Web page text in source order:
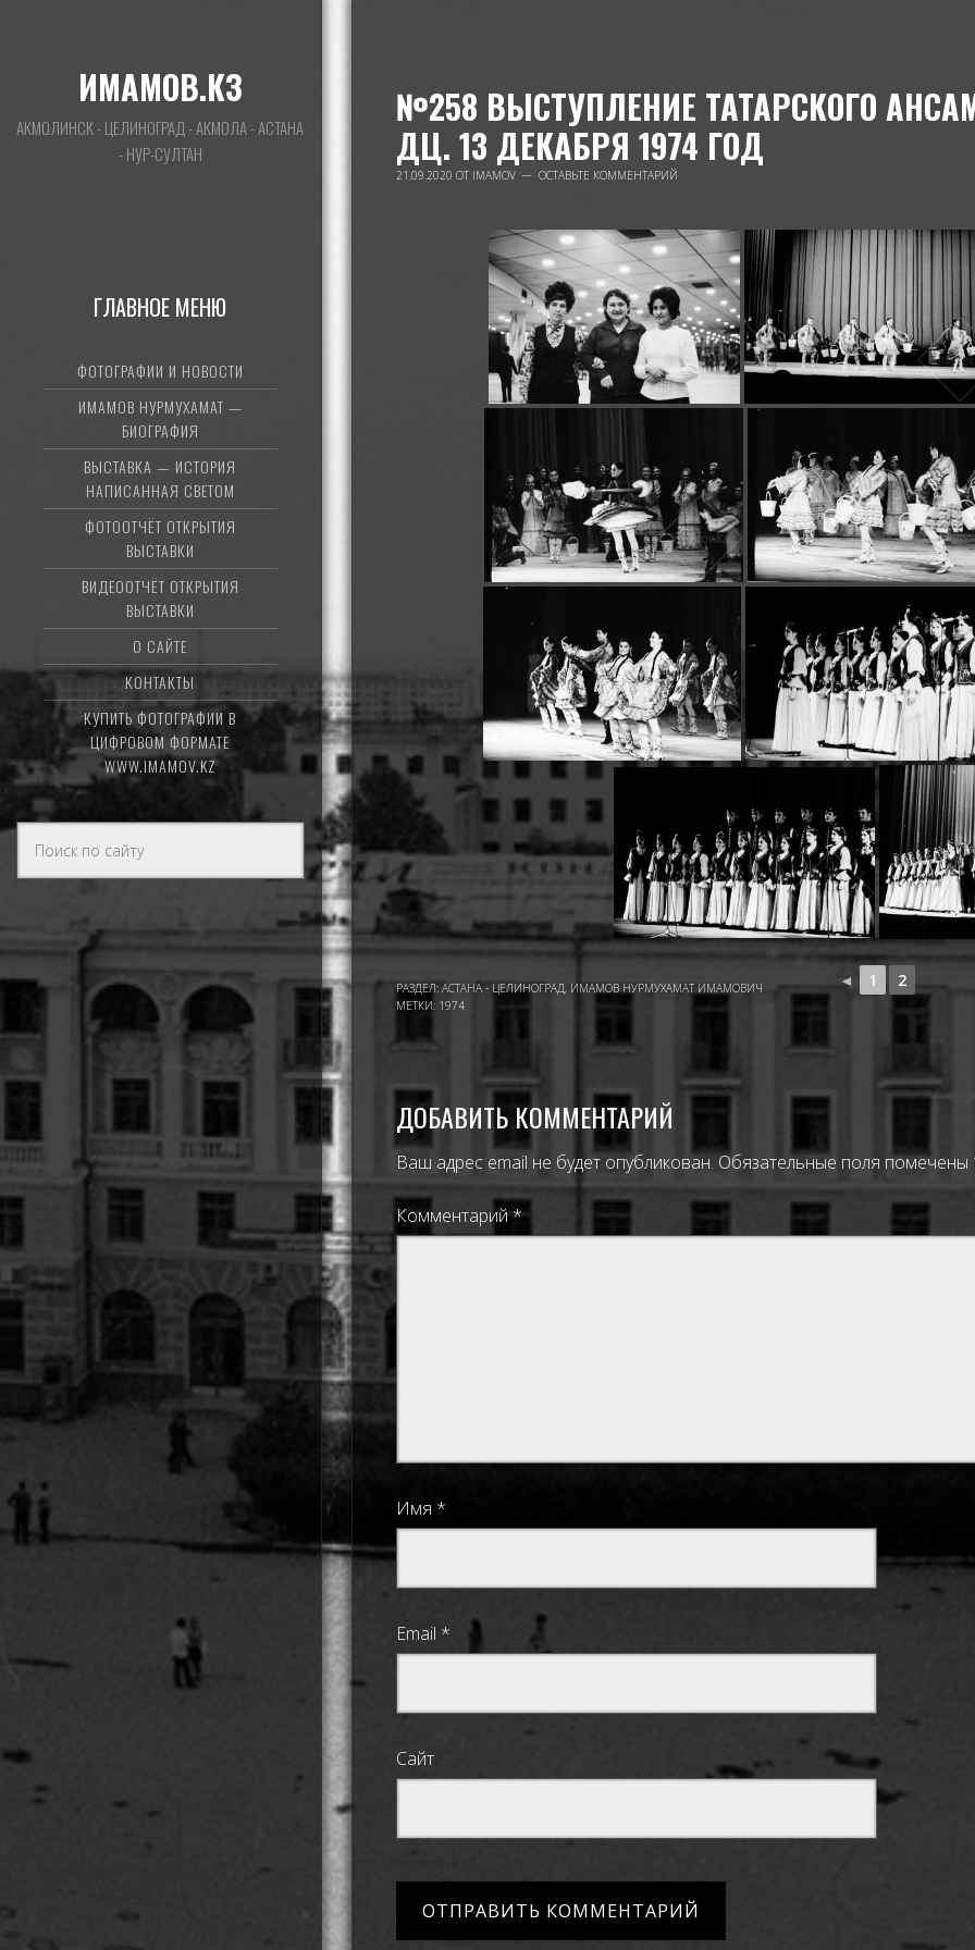
ИМАМОВ.КЗ
АКМОЛИНСК - ЦЕЛИНОГРАД - АКМОЛА - АСТАНА
- НУР-СУЛТАН
ГЛАВНОЕ МЕНЮ
ФОТОГРАФИИ И НОВОСТИ
ИМАМОВ НУРМУХАМАТ —
БИОГРАФИЯ
ВЫСТАВКА — ИСТОРИЯ
НАПИСАННАЯ СВЕТОМ
ФОТООТЧЁТ ОТКРЫТИЯ
ВЫСТАВКИ
ВИДЕООТЧЁТ ОТКРЫТИЯ
ВЫСТАВКИ
О САЙТЕ
КОНТАКТЫ
КУПИТЬ ФОТОГРАФИИ В
ЦИФРОВОМ ФОРМАТЕ
WWW.IMAMOV.KZ
№258 ВЫСТУПЛЕНИЕ ТАТАРСКОГО
ДЦ. 13 ДЕКАБРЯ 1974 ГОД
21.09.2020 ОТ IMAMOV ОСТАВЬТЕ КОММЕНТАРИЙ
◄ 1 2
РАЗДЕЛ: АСТАНА - ЦЕЛИНОГРАД, ИМАМОВ НУРМУХАМАТ ИМАМОВИЧ
МЕТКИ: 1974
ДОБАВИТЬ КОММЕНТАРИЙ
Ваш адрес email не будет опубликован. Обязательные поля помечены
Комментарий*
Имя *
Email *
Сайт